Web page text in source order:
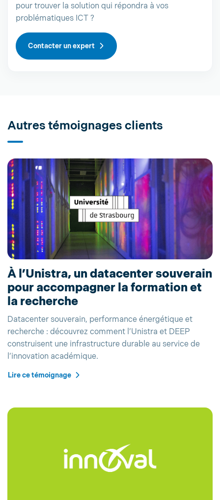
pour trouver la solution qui répondra à vos
problématiques ICT ?
Contacter un expert
Autres témoignages clients
À l’Unistra, un datacenter souverain
pour accompagner la formation et
la recherche
Datacenter souverain, performance énergétique et
recherche : découvrez comment l’Unistra et DEEP
construisent une infrastructure durable au service de
l’innovation académique.
Lire ce témoignage